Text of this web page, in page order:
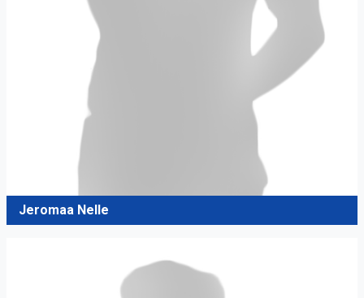
Jeromaa Nelle